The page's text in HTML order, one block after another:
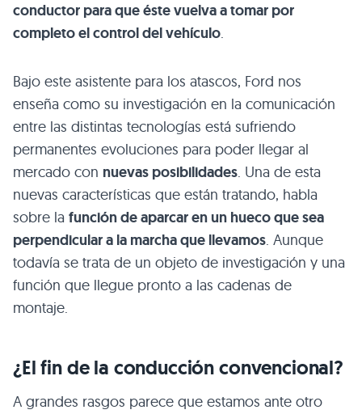
conductor para que éste vuelva a tomar por
completo el control del vehículo.
Bajo este asistente para los atascos, Ford nos
enseña como su investigación en la comunicación
entre las distintas tecnologías está sufriendo
permanentes evoluciones para poder llegar al
mercado con nuevas posibilidades. Una de esta
nuevas características que están tratando, habla
sobre la función de aparcar en un hueco que sea
perpendicular a la marcha que llevamos. Aunque
todavía se trata de un objeto de investigación y una
función que llegue pronto a las cadenas de
montaje.
¿El fin de la conducción convencional?
A grandes rasgos parece que estamos ante otro